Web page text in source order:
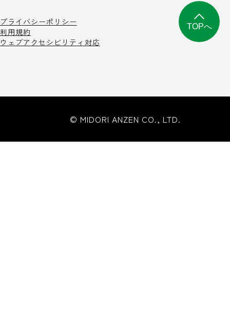
プライバシーポリシー
利用規約
ウェブアクセシビリティ対応
© MIDORI ANZEN CO., LTD.
TOPへ